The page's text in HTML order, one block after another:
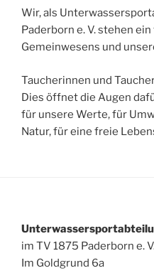
Wir, als
Paderborn e. V. stehen
Gemeinwesens und
Taucherinnen und
Dies öffnet die Augen
für unsere Werte, für
Natur, für eine freie
im TV 1875 Paderborn e.
Im Goldgrund 6a